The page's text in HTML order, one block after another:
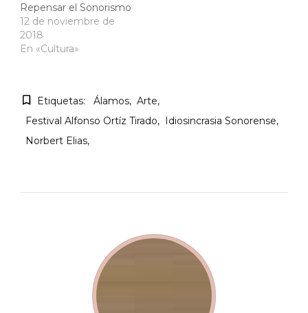
Repensar el Sonorismo
12 de noviembre de
2018
En «Cultura»
Etiquetas: Álamos
Arte
Festival Alfonso Ortíz Tirado
Idiosincrasia Sonorense
Norbert Elias